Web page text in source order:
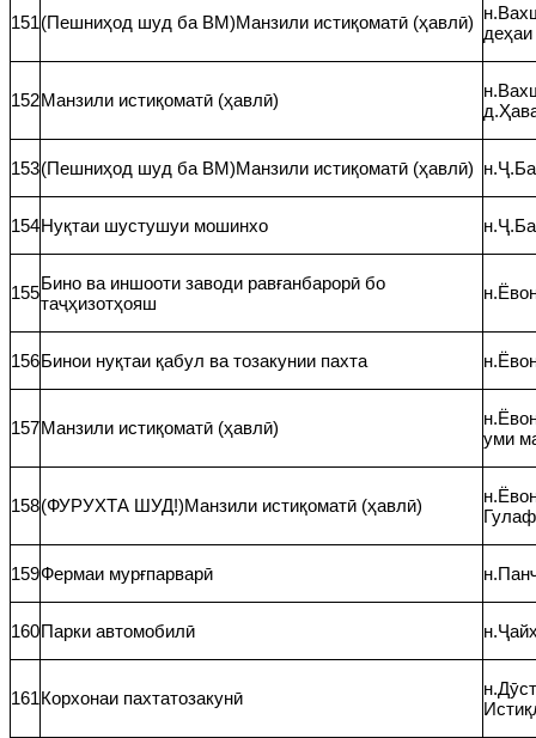
151(Пешниҳод шуд ба ВМ)Манзили истиқоматӣ (ҳавлӣ)
деҳаи
152Манзили истиқоматӣ (ҳавлӣ)
153(Пешниҳод шуд ба ВМ)Манзили истиқоматӣ (ҳавлӣ)
154Нуқтаи шустушуи мошинхо
155Бино ва иншооти заводи равғанбарорӣ бо
таҷҳизотҳояш
156Бинои нуқтаи қабул ва тозакунии пахта
157Манзили истиқоматӣ (ҳавлӣ)
уми
158(ФУРУХТА ШУД!)Манзили истиқоматӣ (ҳавлӣ)
159Фермаи мурғпарварӣ
160Парки автомобилӣ
161Корхонаи пахтатозакунӣ